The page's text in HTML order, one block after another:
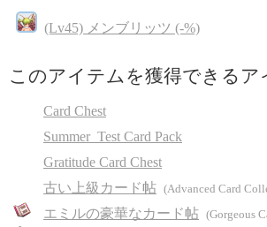
(Lv45) メンブリッツ (-%)
このアイテムを獲得できるア
Card Chest
Summer_Test Card Pack
Gratitude Card Chest
古い上級カード帖 (Advanced Card
エミルの豪華なカード帖 (Gorgeous